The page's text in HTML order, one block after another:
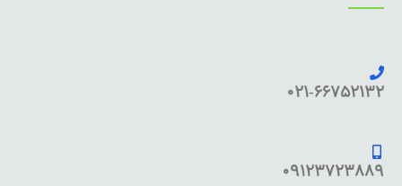
021-66752132
09123723889